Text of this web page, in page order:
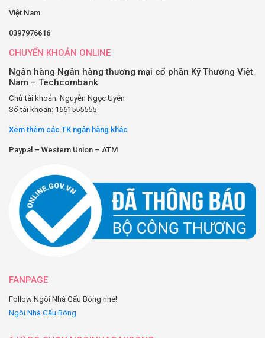
Việt Nam
0397976616
CHUYỂN KHOẢN ONLINE
Ngân hàng Ngân hàng thương mại cổ phần Kỹ Thương Việt
Nam – Techcombank
Chủ tài khoản: Nguyễn Ngọc Uyên
Số tài khoản: 1661555555
Xem thêm các TK ngân hàng khác
Paypal – Western Union – ATM
FANPAGE
Follow Ngôi Nhà Gấu Bông nhé!
Ngôi Nhà Gấu Bông